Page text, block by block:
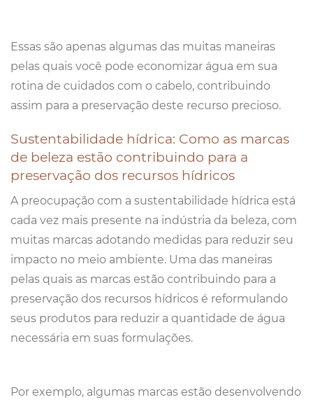
Essas são apenas algumas das muitas maneiras
pelas quais você pode economizar água em sua
rotina de cuidados com o cabelo, contribuindo
assim para a preservação deste recurso precioso.
Sustentabilidade hídrica: Como as marcas
de beleza estão contribuindo para a
preservação dos recursos hídricos
A preocupação com a sustentabilidade hídrica está
cada vez mais presente na indústria da beleza, com
muitas marcas adotando medidas para reduzir seu
impacto no meio ambiente. Uma das maneiras
pelas quais as marcas estão contribuindo para a
preservação dos recursos hídricos é reformulando
seus produtos para reduzir a quantidade de água
necessária em suas formulações.
Por exemplo, algumas marcas estão desenvolvendo